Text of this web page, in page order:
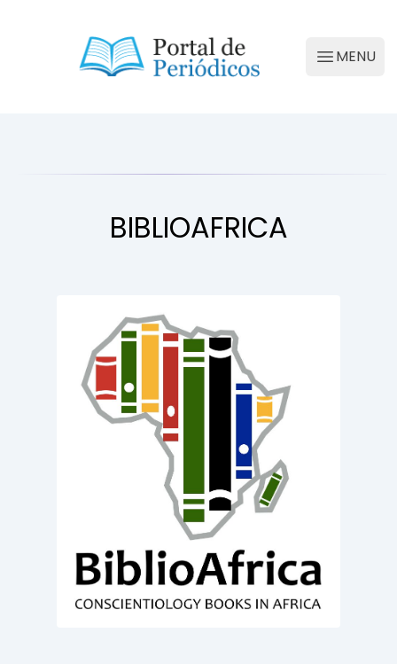
Portal de Periódicos da Conscienciologia
Abrir
MENU
BIBLIOAFRICA